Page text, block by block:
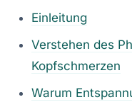
Einleitung
Verstehen des
Kopfschmerzen
Warum